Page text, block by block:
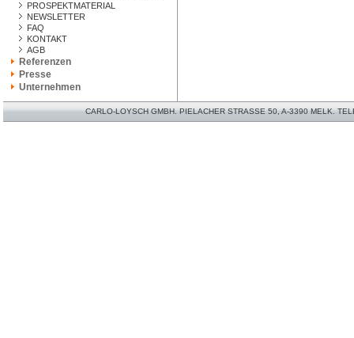
PROSPEKTMATERIAL
NEWSLETTER
FAQ
KONTAKT
AGB
Referenzen
Presse
Unternehmen
CARLO-LOYSCH GMBH. PIELACHER STRASSE 50, A-3390 MELK.